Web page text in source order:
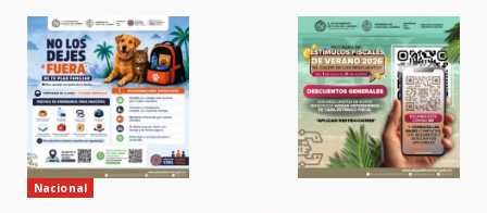
Nacional